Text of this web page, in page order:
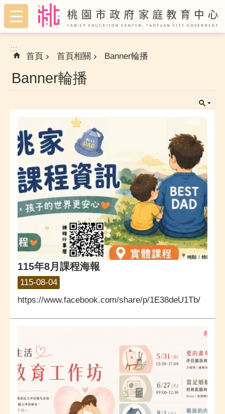
跳到主要內容區塊
:::
:::
首頁 首頁相關 Banner輪播
Banner輪播
115年8月課程海報
115-08-04
https://www.facebook.com/share/p/1E38deU1Tb/